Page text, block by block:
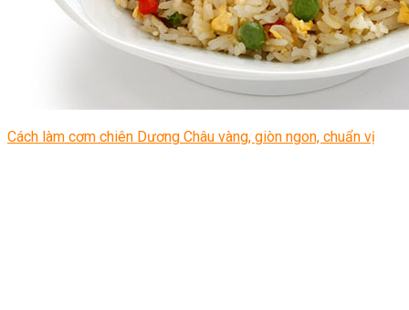
Cách làm cơm chiên Dương Châu vàng, giòn ngon, chuẩn vị